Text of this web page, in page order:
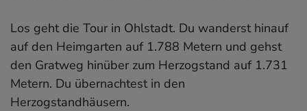
Los geht die Tour in Ohlstadt. Du wanderst hinauf
auf den Heimgarten auf 1.788 Metern und gehst
den Gratweg hinüber zum Herzogstand auf 1.731
Metern. Du übernachtest in den
Herzogstandhäusern.